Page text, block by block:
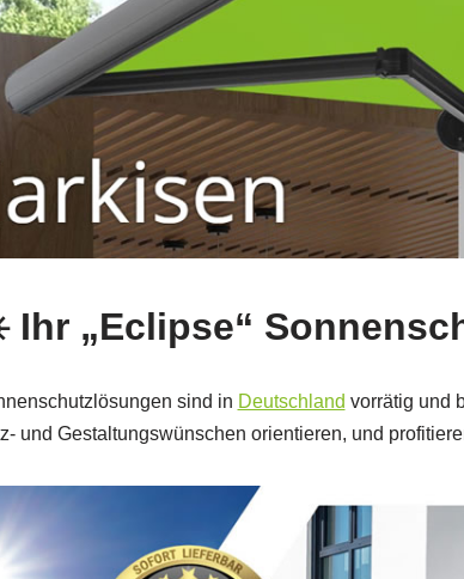
Ihr „Eclipse“
sind in Deutschland vorrätig und
und Gestaltungswünschen orientieren, und